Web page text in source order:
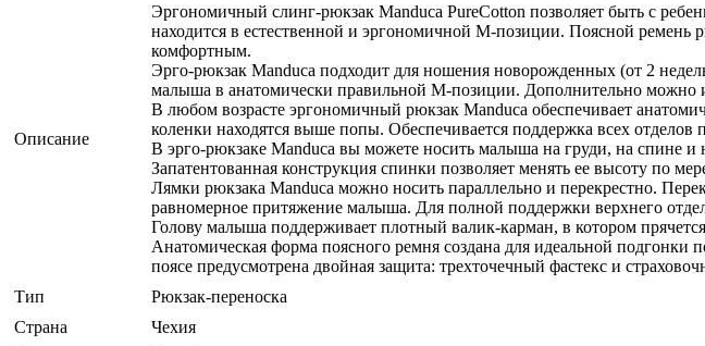
Описание
Эргономичный слинг-рюкзак Manduca PureCotton позволяет быть с
находится в естественной и эргономичной М-позиции. Поясной ремень
комфортным.
Эрго-рюкзак Manduca подходит для ношения новорожденных (от 2
малыша в анатомически правильной М-позиции. Дополнительно можно
В любом возрасте эргономичный рюкзак Manduca обеспечивает
коленки находятся выше попы. Обеспечивается поддержка всех отделов
В эрго-рюкзаке Manduca вы можете носить малыша на груди, на спине и
Запатентованная конструкция спинки позволяет менять ее высоту по
Лямки рюкзака Manduca можно носить параллельно и перекрестно.
равномерное притяжение малыша. Для полной поддержки верхнего
Голову малыша поддерживает плотный валик-карман, в котором
Анатомическая форма поясного ремня создана для идеальной
поясе предусмотрена двойная защита: трехточечный фастекс и
Тип
Рюкзак-переноска
Страна
Чехия